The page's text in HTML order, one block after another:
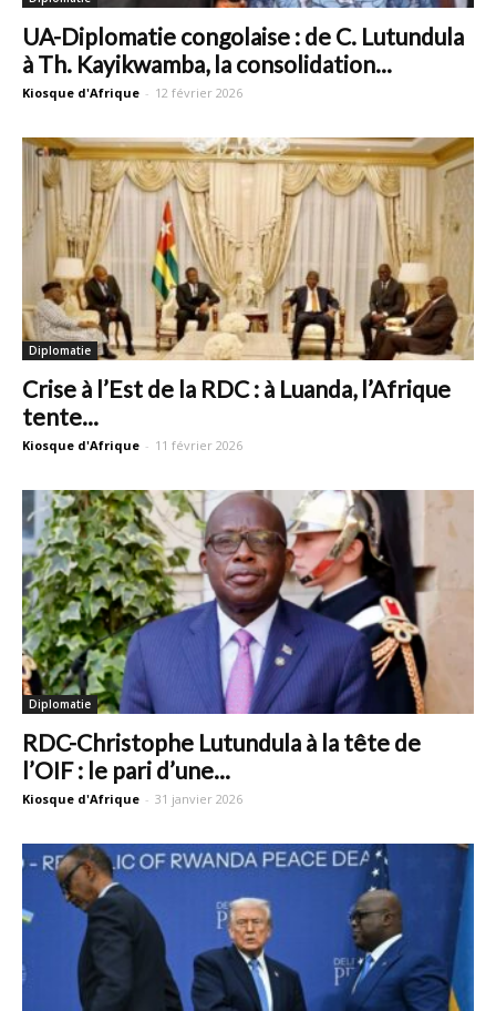
UA-Diplomatie congolaise : de C. Lutundula
à Th. Kayikwamba, la consolidation...
Kiosque d'Afrique - 12 février 2026
Diplomatie
Crise à l’Est de la RDC : à Luanda, l’Afrique
tente...
Kiosque d'Afrique - 11 février 2026
Diplomatie
RDC-Christophe Lutundula à la tête de
l’OIF : le pari d’une...
Kiosque d'Afrique - 31 janvier 2026